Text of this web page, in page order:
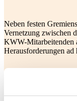
Neben festen
Vernetzung zwischen
KWW-Mitarbeitenden
Herausforderungen ad
Wir stellen Ihnen